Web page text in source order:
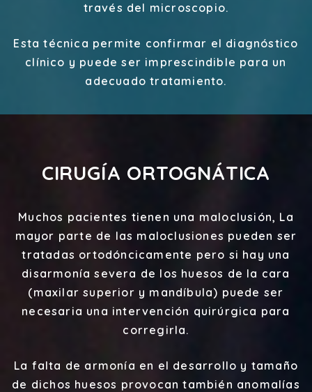
través del microscopio.
Esta técnica permite confirmar el diagnóstico
clínico y puede ser imprescindible para un
adecuado tratamiento.
CIRUGÍA ORTOGNÁTICA
Muchos pacientes tienen una maloclusión, La
mayor parte de las maloclusiones pueden ser
tratadas ortodóncicamente pero si hay una
disarmonía severa de los huesos de la cara
(maxilar superior y mandíbula) puede ser
necesaria una intervención quirúrgica para
corregirla.
La falta de armonía en el desarrollo y tamaño
de dichos huesos provocan también anomalías